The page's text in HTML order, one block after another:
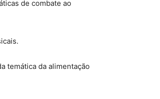
de combate ao
temática da alimentação